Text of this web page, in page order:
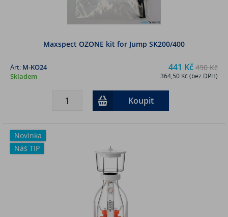
Maxspect OZONE kit for Jump SK200/400
441 Kč 490 Kč
364,50 Kč (bez DPH)
Art: M-KO24
Skladem
Koupit
Novinka
Náš TIP